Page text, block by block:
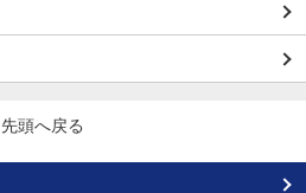
先頭へ戻る